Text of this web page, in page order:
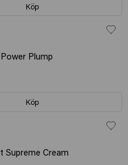
Köp
Plump
Köp
Supreme Cream